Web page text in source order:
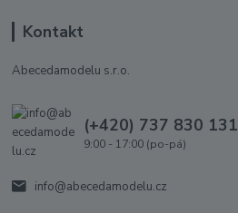
Kontakt
Abecedamodelu s.r.o.
(+420) 737 830 131
9:00 - 17:00 (po-pá)
info@abecedamodelu.cz